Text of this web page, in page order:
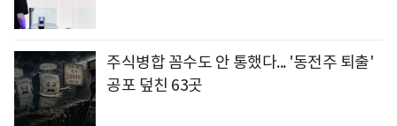
주식병합 꼼수도 안 통했다... '동전주 퇴출'
공포 덮친 63곳